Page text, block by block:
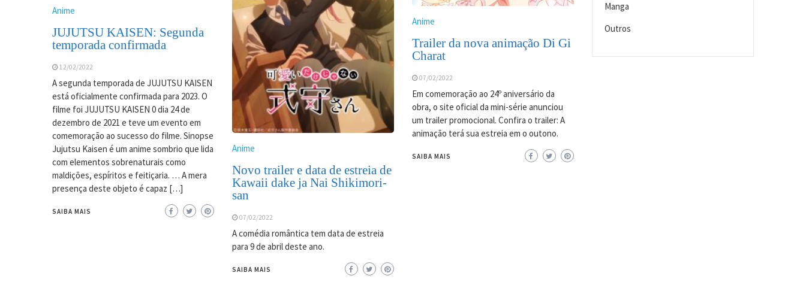
Anime
JUJUTSU KAISEN: Segunda
temporada confirmada
12/02/2022
A segunda temporada de JUJUTSU KAISEN
está oficialmente confirmada para 2023. O
filme foi JUJUTSU KAISEN 0 dia 24 de
dezembro de 2021 e teve um evento em
comemoração ao sucesso do filme. Sinopse
Jujutsu Kaisen é um anime sombrio que lida
com elementos sobrenaturais como
maldições, espíritos e feitiçaria. … A mera
presença deste objeto é capaz […]
SAIBA MAIS
Anime
Novo trailer e data de estreia de
Kawaii dake ja Nai Shikimori-
san
07/02/2022
A comédia romântica tem data de estreia
para 9 de abril deste ano.
SAIBA MAIS
Anime
Trailer da nova animação Di Gi
Charat
07/02/2022
Em comemoração ao 24º aniversário da
obra, o site oficial da mini-série anunciou
um trailer promocional. Confira o trailer: A
animação terá sua estreia em o outono.
SAIBA MAIS
Manga
Outros